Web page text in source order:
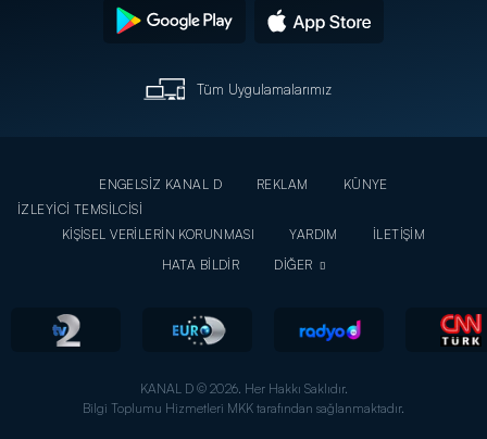
Tüm Uygulamalarımız
ENGELSİZ KANAL D REKLAM
KÜNYE
İZLEYİCİ TEMSİLCİSİ
KİŞİSEL VERİLERİN KORUNMASI
YARDIM
İLETİŞİM
HATA BİLDİR
DİĞER
KANAL D © 2026. Her Hakkı Saklıdır.
Bilgi Toplumu Hizmetleri MKK tarafından sağlanmaktadır.